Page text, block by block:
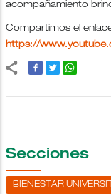
acompañamiento
Compartimos el
https://
Secciones
BIENESTAR